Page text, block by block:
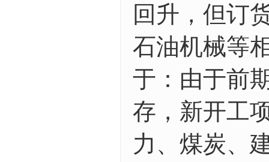
回升，但订
石油机械等
于：由于前
存，新开工
力、煤炭、